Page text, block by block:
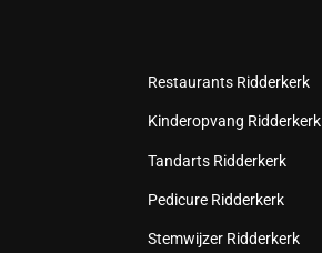
Restaurants Ridderkerk
Kinderopvang Ridderkerk
Tandarts Ridderkerk
Pedicure Ridderkerk
Stemwijzer Ridderkerk